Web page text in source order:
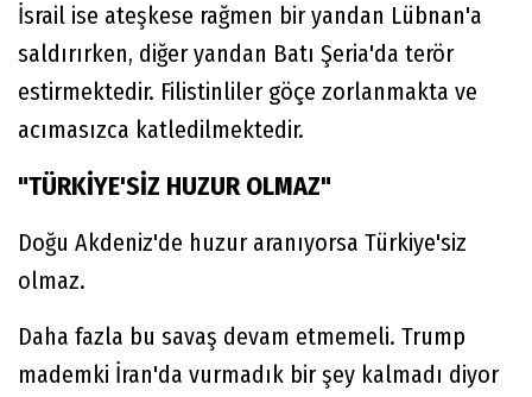
İsrail ise ateşkese rağmen bir yandan Lübnan'a
saldırırken, diğer yandan Batı Şeria'da terör
estirmektedir. Filistinliler göçe zorlanmakta ve
acımasızca katledilmektedir.
"TÜRKİYE'SİZ HUZUR OLMAZ"
Doğu Akdeniz'de huzur aranıyorsa Türkiye'siz
olmaz.
Daha fazla bu savaş devam etmemeli. Trump
mademki İran'da vurmadık bir şey kalmadı diyor